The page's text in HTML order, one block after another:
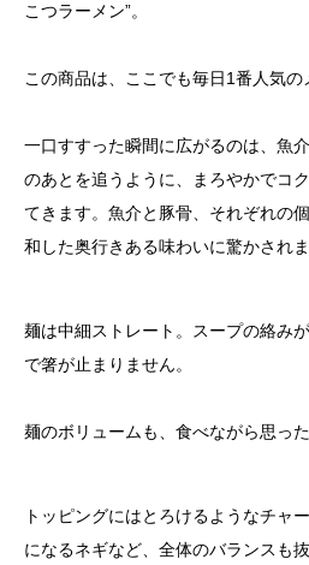
こつラーメン”。
この商品は、ここでも毎日1番人気の
一口すすった瞬間に広がるのは、魚
のあとを追うように、まろやかでコ
てきます。魚介と豚骨、それぞれの
和した奥行きある味わいに驚かされま
麺は中細ストレート。スープの絡み
で箸が止まりません。
麺のボリュームも、食べながら思っ
トッピングにはとろけるようなチャ
になるネギなど、全体のバランスも抜